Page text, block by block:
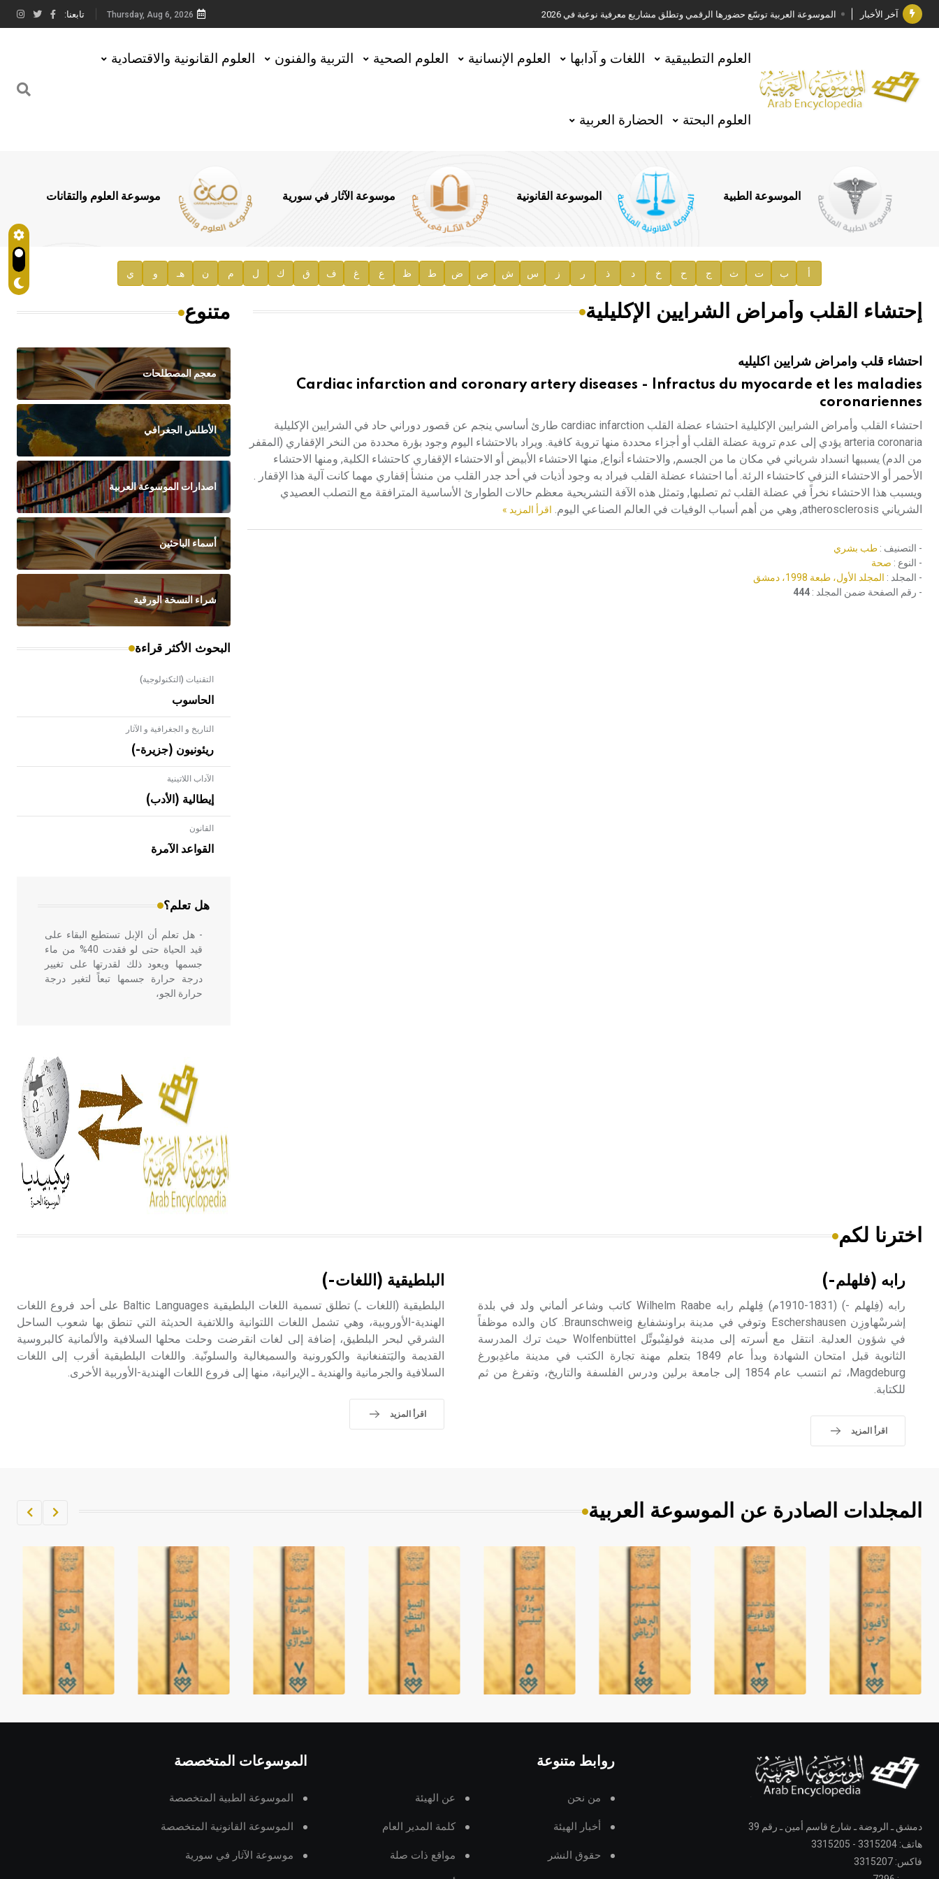
آخر الأخبار الموسوعة العربية توسّع حضورها الرقمي وتطلق مشاريع معرفية نوعية في 2026
جائزة مجمع الملك سلمان العالمي للغة العربية 2025
الأستاذ إياد خالد الطباع مدير عام لهيئة الموسوعة العربية
السيد محمد ياسين صالح وزيرا للثقافة
توصيات مجلس الإدارة
صدور المجلد السابع من موسوعة الآثار في سورية
إعلان..
هيئة الموسوعة العربية تطلق موسوعات جديدة في عام 2026
Thursday, Aug 6, 2026 تابعنا:
العلوم التطبيقية اللغات و آدابها العلوم الإنسانية العلوم الصحية التربية والفنون العلوم القانونية والاقتصادية
العلوم البحتة الحضارة العربية
الموسوعة الطبية الموسوعة القانونية موسوعة الآثار في سورية موسوعة العلوم والتقانات
أ ب ت ث ج ح خ د ذ ر ز س ش ص ض ط ظ ع غ ف ق ك ل م ن هـ و ي
إحتشاء القلب وأمراض الشرايين الإكليلية
احتشاء قلب وامراض شرايين اكليليه
Cardiac infarction and coronary artery diseases - Infractus du myocarde et les maladies
coronariennes
احتشاء القلب وأمراض الشرايين الإكليلية احتشاء عضلة القلب cardiac infarction طارئ أساسي ينجم عن قصور دوراني حاد في الشرايين الإكليلية
arteria coronaria يؤدي إلى عدم تروية عضلة القلب أو أجزاء محددة منها تروية كافية. ويراد بالاحتشاء اليوم وجود بؤرة محددة من النخر الإقفاري (المقفر
من الدم) يسببها انسداد شرياني في مكان ما من الجسم, والاحتشاء أنواع, منها الاحتشاء الأبيض أو الاحتشاء الإقفاري كاحتشاء الكلية, ومنها الاحتشاء
الأحمر أو الاحتشاء النزفي كاحتشاء الرئة. أما احتشاء عضلة القلب فيراد به وجود أذيات في أحد جدر القلب من منشأ إقفاري مهما كانت آلية هذا الإقفار .
ويسبب هذا الاحتشاء نخراً في عضلة القلب ثم تصلبها, وتمثل هذه الآفة التشريحية معظم حالات الطوارئ الأساسية المترافقة مع التصلب العصيدي
الشرياني atherosclerosis, وهي من أهم أسباب الوفيات في العالم الصناعي اليوم.
اقرأ المزيد »
- التصنيف : طب بشري
- النوع : صحة
- المجلد : المجلد الأول، طبعة 1998، دمشق
- رقم الصفحة ضمن المجلد : 444
متنوع
معجم المصطلحات
الأطلس الجغرافي
اصدارات الموسوعة العربية
أسماء الباحثين
شراء النسخة الورقية
البحوث الأكثر قراءة
التقنيات (التكنولوجية)
الحاسوب
التاريخ و الجغرافية و الآثار
ريئونيون (جزيرة-)
الآداب اللاتينية
إيطالية (الأدب)
القانون
القواعد الآمرة
هل تعلم؟
- هل تعلم أن الأبلق نوع من الفنون
الهندسية التي ارتبطت بالعمارة الإسلامية
في بلاد الشام ومصر خاصة، حيث يحرص
- هل تعلم أن الإبل تستطيع البقاء على
قيد الحياة حتى لو فقدت 40% من ماء
جسمها ويعود ذلك لقدرتها على تغيير
درجة حرارة جسمها تبعاً لتغير درجة
حرارة الجو،
أربعة مؤلفات هي: الحكم، الأدلة، تنظيم
التغذية، ورسالته في جروح الرأس.
ويعود له الفضل بأنه حرر الطب من
الدين والفلسفة.
- هل تعلم أن المرجان إفراز حيواني
يتكون في البحر ويتركب من مادة
كربونات الكلسيوم، وهو أحمر أو شديد
الحمرة وهو أجود أنواعه، ويمتاز بكبر
الحجم ويسمى الش
الإنكليزية أب
- هل تعلم أن أبجر Abgar اسم معروف
جيداً يعود إلى عدد من الملوك الذين
اخترنا لكم
رابه (فلهلم-)
رابه (فِلهلم -) (1831-1910م) فِلهلم رابه Wilhelm Raabe كاتب وشاعر ألماني ولد في بلدة
إشرسْهاوزِن Eschershausen وتوفي في مدينة براونشفايغ Braunschweig. كان والده موظفاً
في شؤون العدلية. انتقل مع أسرته إلى مدينة فولفِنْبوتِّل Wolfenbüttel حيث ترك المدرسة
الثانوية قبل امتحان الشهادة وبدأ عام 1849 بتعلم مهنة تجارة الكتب في مدينة ماغدِبورغ
Magdeburg، ثم انتسب عام 1854 إلى جامعة برلين ودرس الفلسفة والتاريخ، وتفرغ من ثم
للكتابة.
اقرأ المزيد
البلطيقية (اللغات-)
البلطيقية (اللغات ـ) تطلق تسمية اللغات البلطيقية Baltic Languages على أحد فروع اللغات
الهندية-الأوروبية، وهي تشمل اللغات اللتوانية واللاتفية الحديثة التي تنطق بها شعوب الساحل
الشرقي لبحر البلطيق، إضافة إلى لغات انقرضت وحلت محلها السلافية والألمانية كالبروسية
القديمة واليَتفنغانية والكورونية والسميغالية والسلونّية. واللغات البلطيقية أقرب إلى اللغات
السلافية والجرمانية والهندية ـ الإيرانية، منها إلى فروع اللغات الهندية-الأوربية الأخرى.
اقرأ المزيد
المجلدات الصادرة عن الموسوعة العربية
دمشق ـ الروضة ـ شارع قاسم أمين ـ رقم 39
هاتف: 3315204 - 3315205
فاكس: 3315207
روابط متنوعة
من نحن عن الهيئة
أخبار الهيئة كلمة المدير العام
حقوق النشر مواقع ذات صلة
الموسوعات المتخصصة
الموسوعة الطبية المتخصصة
الموسوعة القانونية المتخصصة
موسوعة الآثار في سورية